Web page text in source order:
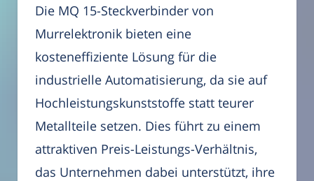
Die MQ 15-Steckverbinder von
Murrelektronik bieten eine
kosteneffiziente Lösung für die
industrielle Automatisierung, da sie auf
Hochleistungskunststoffe statt teurer
Metallteile setzen. Dies führt zu einem
attraktiven Preis-Leistungs-Verhältnis,
das Unternehmen dabei unterstützt, ihre